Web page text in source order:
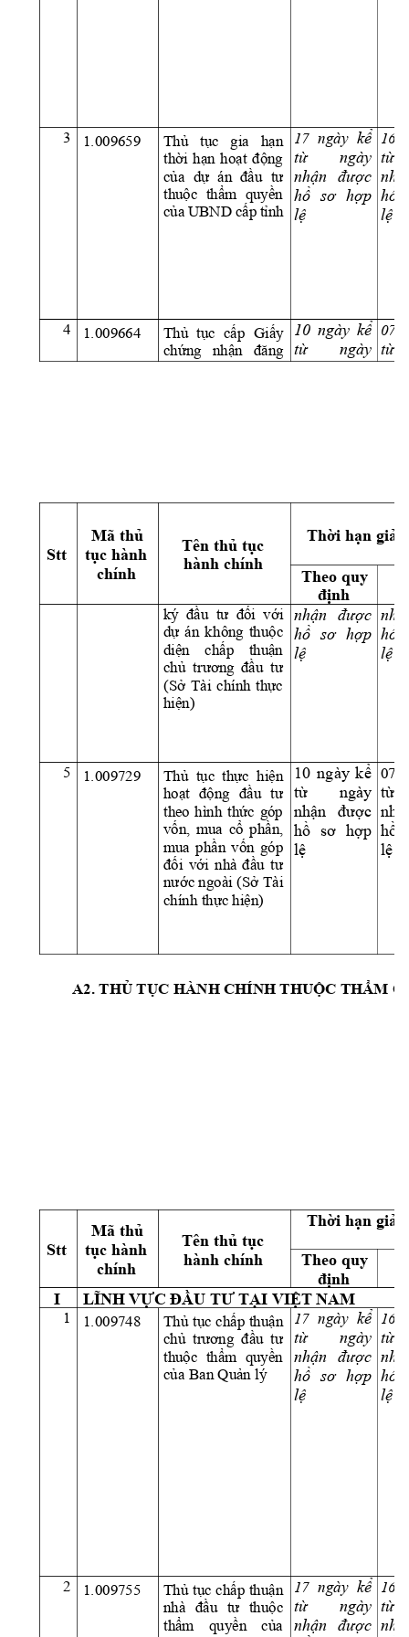
3 1.009659 Thủ tục gia
hạn
thời hạn hoạt động
của dự án đầu tư
thuộc thẩm quyền
của UBND cấp tỉnh
17 ngày kể
từ
ngày
nhận được
hồ sơ hợp
lệ
16
từ
nh
hồ
lệ
4 1.009664 Thủ tục cấp Giấy
chứng
nhận đăng
10 ngày kể
từ ngày
07
từ
Stt
Mã thủ
tục hành
chính
Tên thủ tục
hành chính
Thời hạn giả
Theo quy
định
ký đầu  tư đối với
dự án không thuộc
diện
chấp
thuận
chủ trương đầu tư
(Sở Tài chính thực
hiện)
nhận được
hồ sơ hợp
lệ
nh
hồ
lệ
5 1.009729 Thủ  tục thực  hiện
hoạt động đầu tư
theo hình thức góp
vốn, mua cổ phần,
mua phần vốn góp
đối với nhà đầu tư
nước ngoài (Sở Tài
chính thực hiện)
10 ngày kể
từ
ngày
nhận được
hồ sơ hợp
lệ
07
từ
nh
hồ
lệ
A2. THỦ TỤC HÀNH CHÍNH THUỘC THẨM
Stt
Mã thủ
tục hành
chính
Tên thủ tục
hành chính
Thời hạn giả
Theo quy
định
I
LĨNH VỰC ĐẦU TƯ TẠI VIỆT NAM
1 1.009748 Thủ tục chấp thuận
chủ trương đầu tư
thuộc thẩm quyền
của Ban Quản lý
17 ngày kể
từ
ngày
nhận được
hồ sơ hợp
lệ
16
từ
nh
hồ
lệ
2 1.009755 Thủ tục chấp thuận
nhà đầu tư thuộc
thẩm
quyền
của
17 ngày kể
từ
ngày
nhận được
16
từ
nh